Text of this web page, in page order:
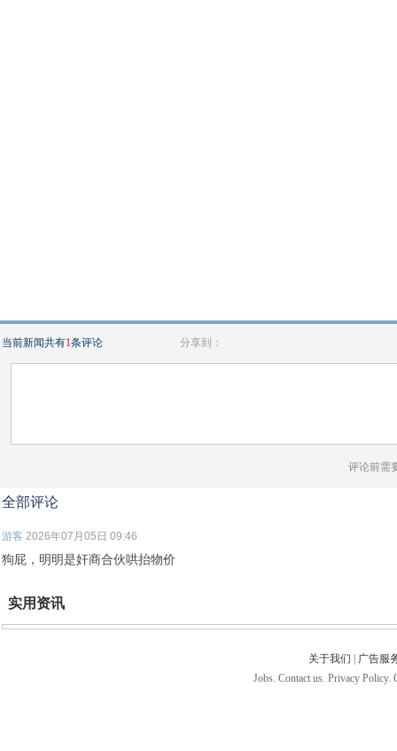
当前新闻共有1条评论 分享到：
评论前需
全部评论
游客 2026年07月05日 09:46
狗屁，明明是奸商合伙哄抬物价
实用资讯
关于我们
广告服
Jobs. Contact us. Privacy